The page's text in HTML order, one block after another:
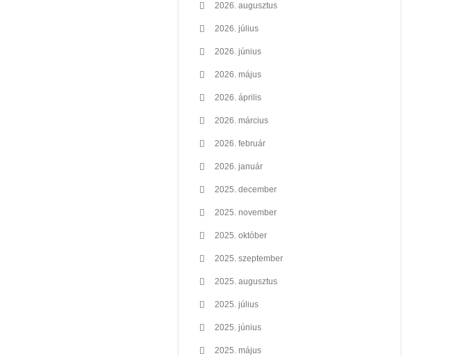
2026. augusztus
2026. július
2026. június
2026. május
2026. április
2026. március
2026. február
2026. január
2025. december
2025. november
2025. október
2025. szeptember
2025. augusztus
2025. július
2025. június
2025. május